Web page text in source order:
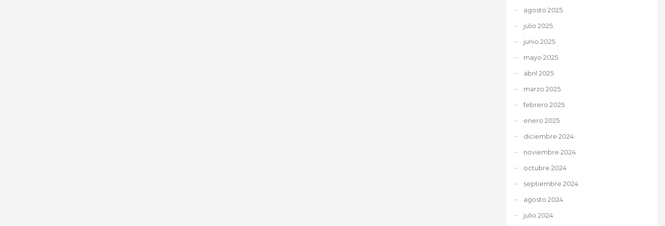
agosto 2025
julio 2025
junio 2025
mayo 2025
abril 2025
marzo 2025
febrero 2025
enero 2025
diciembre 2024
noviembre 2024
octubre 2024
septiembre 2024
agosto 2024
julio 2024